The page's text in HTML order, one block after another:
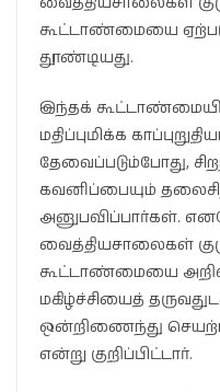
கூட்டாண்மையை
தூண்டியது.
இந்தக்
மதிப்புமிக்க
தேவைப்படும்போது,
கவனிப்பையும்
அனுபவிப்பார்கள்.
வைத்தியசாலைகள்
கூட்டாண்மையை
மகிழ்ச்சியைத்
ஒன்றிணைந்து
என்று குறிப்பிட்டார்.